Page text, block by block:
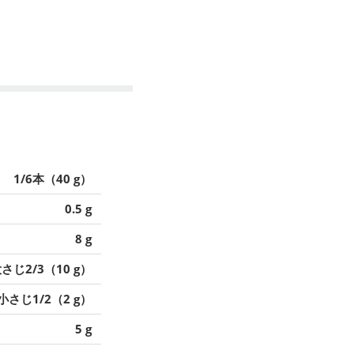
1/6本（40 g）
0.5 g
8 g
じ2/3（10 g）
さじ1/2（2 g）
5 g